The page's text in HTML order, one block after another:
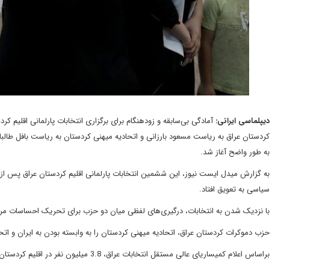
دیپلماسی ایرانی:
کردستان عراق به ریاست مسعود بارزانی و اتحادیه میهنی کردستان به ریاست بافل
به طور واضح آغاز شد.
سیاسی به تعویق افتاد.
با نزدیک شدن به انتخابات، درگیری‌های لفظی میان دو حزب برای تحریک احساسات
حزب دموکرات کردستان عراق، اتحادیه میهنی کردستان را به وابسته بودن به ایران و
براساس اعلام کمیساریای عالی مستقل انتخابات عراق، 3.8 میلیون نفر در اقلیم کردستان واجد شرایط رای دادن در انتخابات پارلمانی اقلیم هستند.